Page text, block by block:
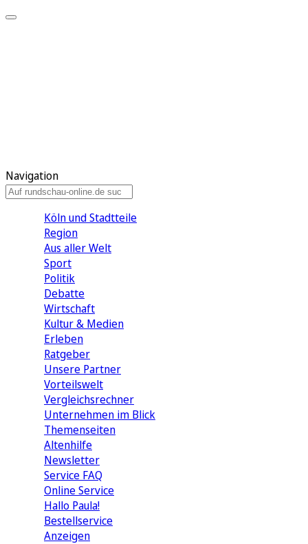
Navigation
Köln und Stadtteile
Region
Aus aller Welt
Sport
Politik
Debatte
Wirtschaft
Kultur & Medien
Erleben
Ratgeber
Unsere Partner
Vorteilswelt
Vergleichsrechner
Unternehmen im Blick
Themenseiten
Altenhilfe
Newsletter
Service FAQ
Online Service
Hallo Paula!
Bestellservice
Anzeigen